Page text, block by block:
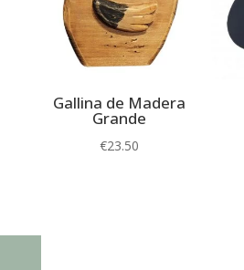
Gallina de Madera
Grande
€23.50